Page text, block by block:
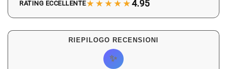
RATING ECCELLENTE★★★★★4.95
RIEPILOGO RECENSIONI
✨